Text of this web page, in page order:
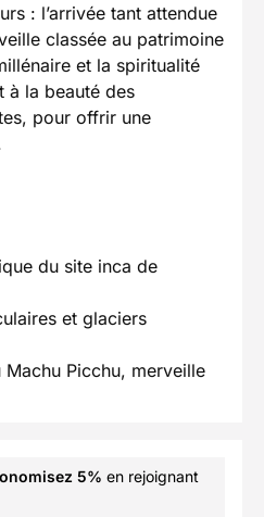
: l’arrivée tant attendue
classée au patrimoine
et la spiritualité
à la beauté des
pour offrir une
du site inca de
et glaciers
Picchu, merveille
5% en rejoignant